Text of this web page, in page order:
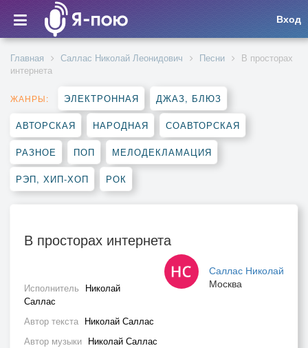
Вход
Главная Саллас Николай Леонидович Песни
В просторах
интернета
ЖАНРЫ: ЭЛЕКТРОННАЯ ДЖАЗ, БЛЮЗ
АВТОРСКАЯ НАРОДНАЯ СОАВТОРСКАЯ
РАЗНОЕ ПОП МЕЛОДЕКЛАМАЦИЯ
РЭП, ХИП-ХОП РОК
В просторах интернета
Саллас Николай
Москва
Исполнитель Николай
Саллас
Автор текста Николай Саллас
Автор музыки Николай Саллас